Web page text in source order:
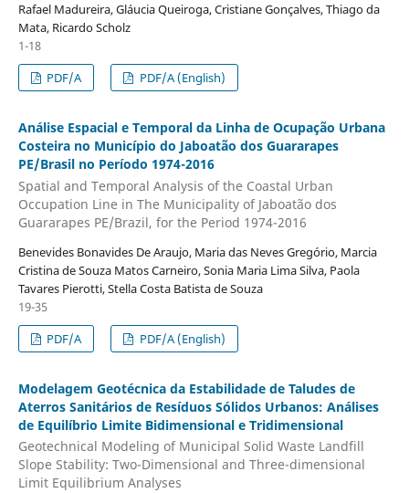
Rafael Madureira, Gláucia Queiroga, Cristiane Gonçalves, Thiago da
Mata, Ricardo Scholz
1-18
PDF/A
PDF/A (English)
Análise Espacial e Temporal da Linha de Ocupação Urbana
Costeira no Município do Jaboatão dos Guararapes
PE/Brasil no Período 1974-2016
Spatial and Temporal Analysis of the Coastal Urban
Occupation Line in The Municipality of Jaboatão dos
Guararapes PE/Brazil, for the Period 1974-2016
Benevides Bonavides De Araujo, Maria das Neves Gregório, Marcia
Cristina de Souza Matos Carneiro, Sonia Maria Lima Silva, Paola
Tavares Pierotti, Stella Costa Batista de Souza
19-35
PDF/A
PDF/A (English)
Modelagem Geotécnica da Estabilidade de Taludes de
Aterros Sanitários de Resíduos Sólidos Urbanos: Análises
de Equilíbrio Limite Bidimensional e Tridimensional
Geotechnical Modeling of Municipal Solid Waste Landfill
Slope Stability: Two-Dimensional and Three-dimensional
Limit Equilibrium Analyses